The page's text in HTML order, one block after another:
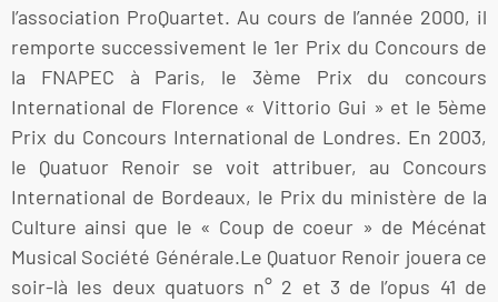
l’association ProQuartet. Au cours de l’année 2000, il
remporte successivement le 1er Prix du Concours de
la FNAPEC à Paris, le 3ème Prix du concours
International de Florence « Vittorio Gui » et le 5ème
Prix du Concours International de Londres. En 2003,
le Quatuor Renoir se voit attribuer, au Concours
International de Bordeaux, le Prix du ministère de la
Culture ainsi que le « Coup de coeur » de Mécénat
Musical Société Générale.Le Quatuor Renoir jouera ce
soir-là les deux quatuors n° 2 et 3 de l’opus 41 de